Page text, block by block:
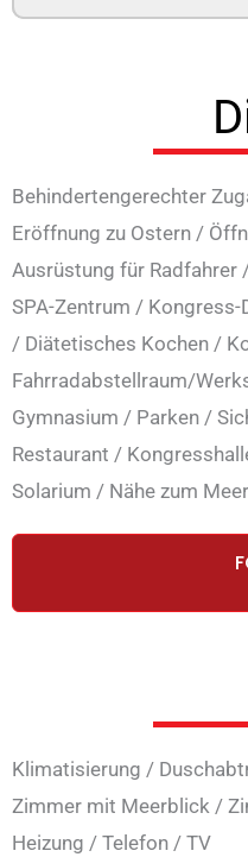
Behindertengerechter
Eröffnung zu Ostern /
Ausrüstung für Radfahrer
SPA-Zentrum / Kongress-
/ Diätetisches Kochen /
Fahrradabstellraum/
Gymnasium / Parken /
Restaurant /
Solarium / Nähe zum Meer
Klimatisierung /
Zimmer mit Meerblick /
Heizung / Telefon / TV